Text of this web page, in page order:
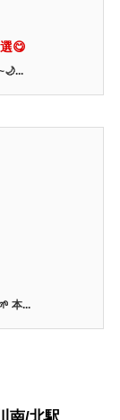
😋
本...